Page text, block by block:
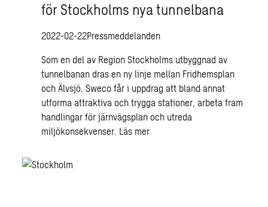
för Stockholms nya tunnelbana
2022-02-22Pressmeddelanden
Som en del av Region Stockholms utbyggnad av
tunnelbanan dras en ny linje mellan Fridhemsplan
och Älvsjö. Sweco får i uppdrag att bland annat
utforma attraktiva och trygga stationer, arbeta fram
handlingar för järnvägsplan och utreda
miljökonsekvenser. Läs mer